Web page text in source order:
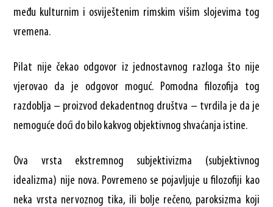
među kulturnim i osviještenim rimskim višim slojevima tog
vremena.
Pilat nije čekao odgovor iz jednostavnog razloga što nije
vjerovao da je odgovor moguć. Pomodna filozofija tog
razdoblja – proizvod dekadentnog društva – tvrdila je da je
nemoguće doći do bilo kakvog objektivnog shvaćanja istine.
Ova vrsta ekstremnog subjektivizma (subjektivnog
idealizma) nije nova. Povremeno se pojavljuje u filozofiji kao
neka vrsta nervoznog tika, ili bolje rečeno, paroksizma koji